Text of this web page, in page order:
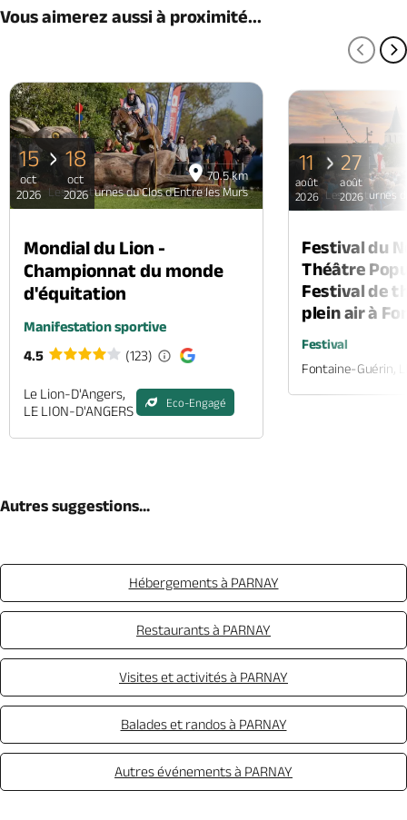
Vous aimerez aussi à proximité...
70.5 km
Les Nocturnes du Clos d'Entre les Murs
15
oct
2026
18
oct
2026
Mondial du Lion -
Championnat du monde
d'équitation
Manifestation sportive
4.5
(123)
Le Lion-D'Angers,
LE LION-D'ANGERS
Eco-Engagé
Les Nocturnes
11
août
2026
27
août
2026
Festival du
Théâtre
Festival de
plein air à
Festival
Fontaine-Guérin,
Autres suggestions...
Hébergements à PARNAY
Restaurants à PARNAY
Visites et activités à PARNAY
Balades et randos à PARNAY
Autres événements à PARNAY